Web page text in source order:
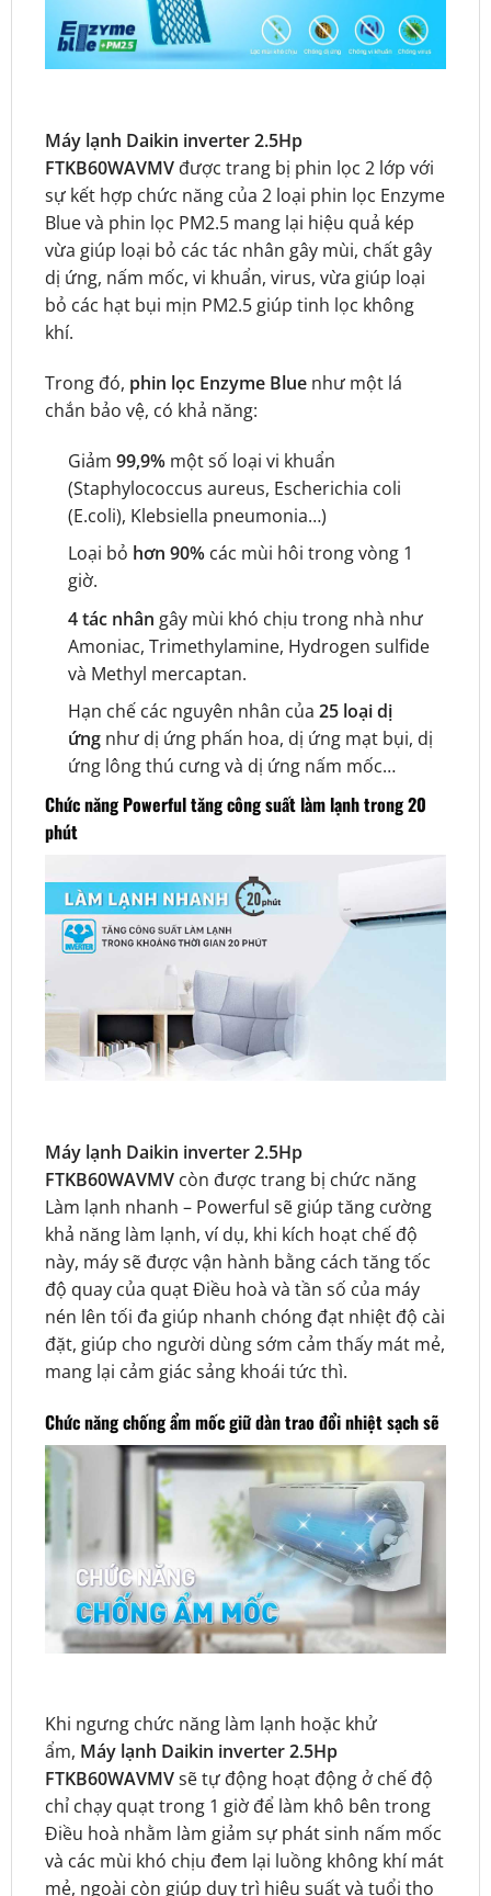
Máy lạnh Daikin inverter 2.5Hp
FTKB60WAVMVđược trang bị phin lọc 2 lớp với
sự kết hợp chức năng của 2 loại phin lọc Enzyme
Blue và phin lọc PM2.5 mang lại hiệu quả kép
vừa giúp loại bỏ các tác nhân gây mùi, chất gây
dị ứng, nấm mốc, vi khuẩn, virus, vừa giúp loại
bỏ các hạt bụi mịn PM2.5 giúp tinh lọc không
khí.
Trong đó, phin lọc Enzyme Blue như một lá
chắn bảo vệ, có khả năng:
Giảm 99,9%một số loại vi khuẩn
(Staphylococcus aureus, Escherichia coli
(E.coli), Klebsiella pneumonia…)
Loại bỏ hơn 90%các mùi hôi trong vòng 1
giờ.
4 tác nhân gây mùi khó chịu trong nhà như
Amoniac, Trimethylamine, Hydrogen sulfide
và Methyl mercaptan.
Hạn chế các nguyên nhân của 25 loại dị
ứngnhư dị ứng phấn hoa, dị ứng mạt bụi, dị
ứng lông thú cưng và dị ứng nấm mốc…
Chức năng Powerful tăng công suất làm lạnh trong 20
phút
Máy lạnh Daikin inverter 2.5Hp
FTKB60WAVMVcòn được trang bị chức năng
Làm lạnh nhanh – Powerful sẽ giúp tăng cường
khả năng làm lạnh, ví dụ, khi kích hoạt chế độ
này, máy sẽ được vận hành bằng cách tăng tốc
độ quay của quạt Điều hoà và tần số của máy
nén lên tối đa giúp nhanh chóng đạt nhiệt độ cài
đặt, giúp cho người dùng sớm cảm thấy mát mẻ,
mang lại cảm giác sảng khoái tức thì.
Chức năng chống ẩm mốc giữ dàn trao đổi nhiệt sạch sẽ
Khi ngưng chức năng làm lạnh hoặc khử
ẩm, Máy lạnh Daikin inverter 2.5Hp
FTKB60WAVMVsẽ tự động hoạt động ở chế độ
chỉ chạy quạt trong 1 giờ để làm khô bên trong
Điều hoà nhằm làm giảm sự phát sinh nấm mốc
và các mùi khó chịu đem lại luồng không khí mát
mẻ, ngoài còn giúp duy trì hiệu suất và tuổi thọ